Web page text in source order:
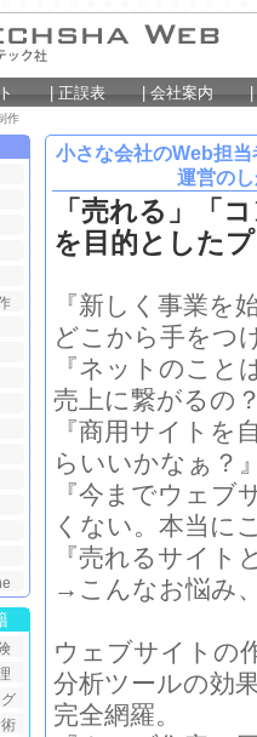
ト 正誤表 会社案内
作
小さな会社のWeb担
運営の
「売れる」「
を目的とした
『新しく事業を
どこから手をつ
『ネットのこ
売上に繋がるの
『商用サイトを
らいいかなぁ？
『今までウェ
くない。本当に
『売れるサイト
→こんなお悩み
ウェブサイトの
分析ツールの効
完全網羅。